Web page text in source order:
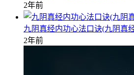
2年前
九阴真经内功心法口诀(九阴真
2年前